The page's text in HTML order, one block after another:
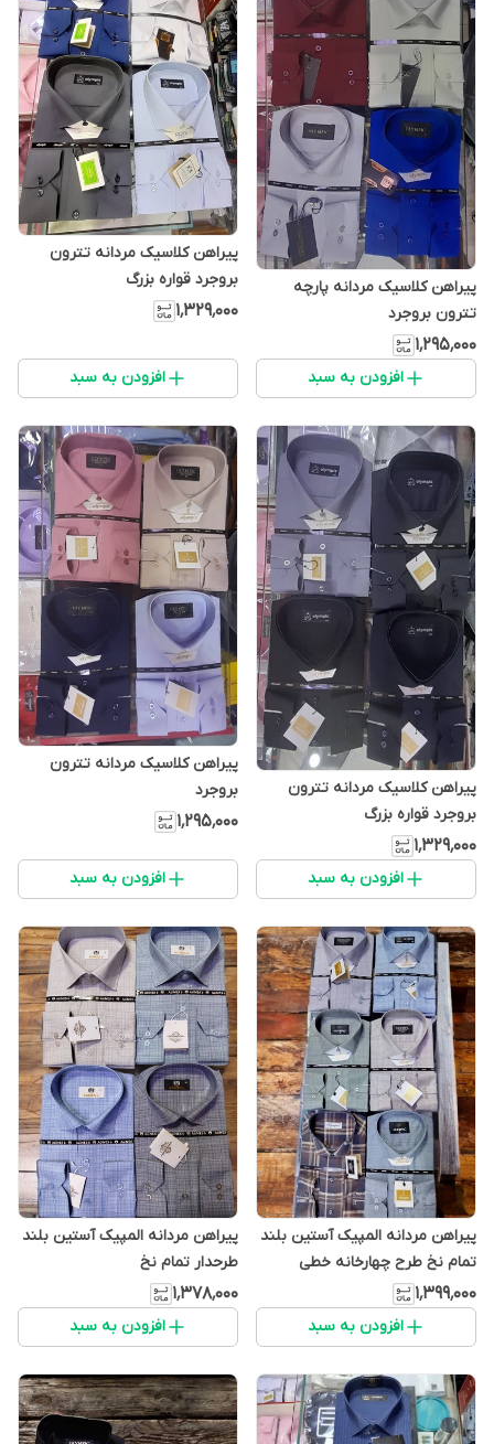
پیراهن کلاسیک مردانه پارچه
تترون بروجرد
۱٬۲۹۵٬۰۰۰
افزودن به سبد
پیراهن کلاسیک مردانه تترون
بروجرد قواره بزرگ
۱٬۳۲۹٬۰۰۰
افزودن به سبد
پیراهن کلاسیک مردانه تترون
بروجرد قواره بزرگ
۱٬۳۲۹٬۰۰۰
افزودن به سبد
پیراهن کلاسیک مردانه تترون
بروجرد
۱٬۲۹۵٬۰۰۰
افزودن به سبد
پیراهن مردانه المپیک آستین بلند
تمام نخ طرح چهارخانه خطی
۱٬۳۹۹٬۰۰۰
افزودن به سبد
پیراهن مردانه المپیک آستین بلند
طرحدار تمام نخ
۱٬۳۷۸٬۰۰۰
افزودن به سبد